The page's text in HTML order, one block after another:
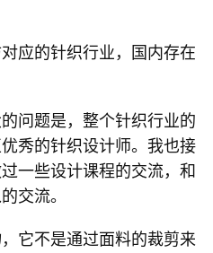
的针织行业，国内存在
题是，整个针织行业的
秀的针织设计师。我也接
一些设计课程的交流，和
交流。
不是通过面料的裁剪来